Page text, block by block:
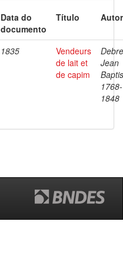
Data do
documento
Título
1835
Vendeurs
de lait et
de capim
Jean
1768-
1848